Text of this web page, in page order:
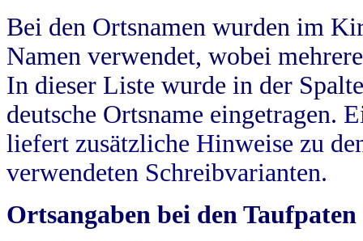
Bei den Ortsnamen wurden im
Namen verwendet, wobei
In dieser Liste wurde in der
deutsche Ortsname eingetragen.
liefert zusätzliche Hinweise zu
verwendeten Schreibvarianten.
Ortsangaben bei den Taufpaten